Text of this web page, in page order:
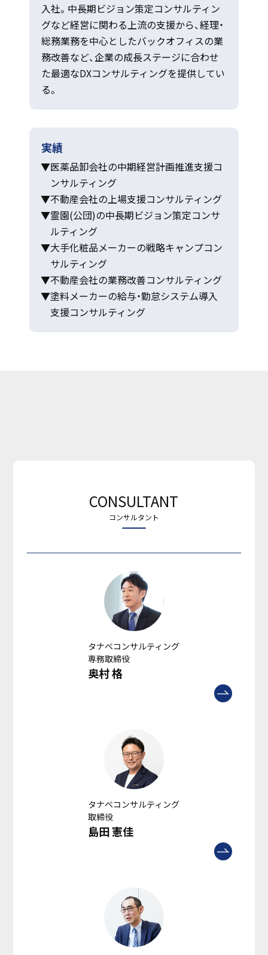
入社。中長期ビジョン策定コンサルティン
グなど経営に関わる上流の支援から、経理・
総務業務を中心としたバックオフィスの業
務改善など、企業の成長ステージに合わせ
た最適なDXコンサルティングを提供してい
る。
実績
医薬品卸会社の中期経営計画推進支援コ
ンサルティング
不動産会社の上場支援コンサルティング
霊園(公団)の中長期ビジョン策定コンサ
ルティング
大手化粧品メーカーの戦略キャンプコン
サルティング
不動産会社の業務改善コンサルティング
塗料メーカーの給与・勤怠システム導入
支援コンサルティング
CONSULTANT
コンサルタント
タナベコンサルティング
専務取締役
奥村 格
タナベコンサルティング
取締役
島田 憲佳